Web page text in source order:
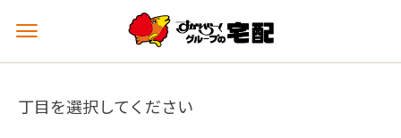
メ
ュ
を
丁目を選択してください